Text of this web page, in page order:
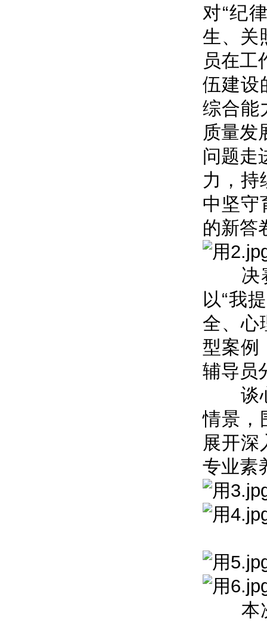
对“纪
生、关
员在工
伍建设
综合能
质量发
问题走
力，持
中坚守
的新答
决赛
以“我
全、心
型案例
辅导员
谈心
情景，
展开深
专业素
本次